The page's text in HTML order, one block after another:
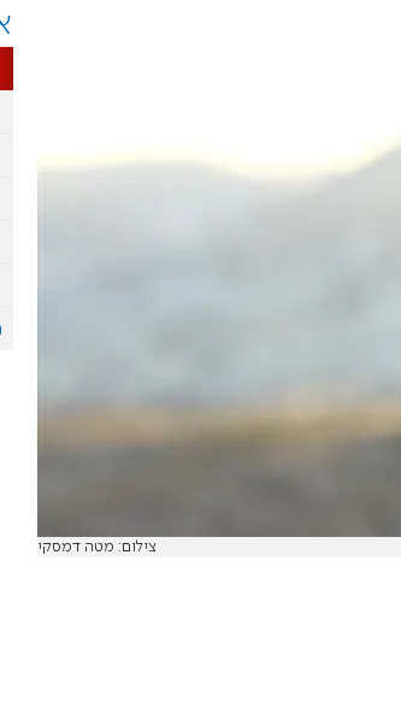
צילום: מטה דמסקי